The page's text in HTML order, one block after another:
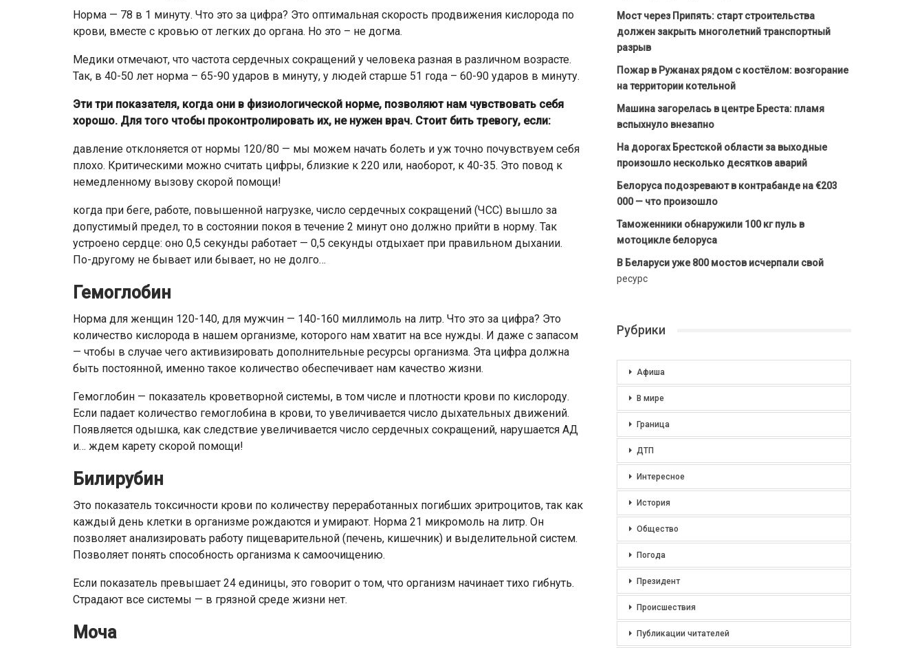
Норма — 78 в 1 минуту. Что это за цифра? Это оптимальная скорость продвижения кислорода по
крови, вместе с кровью от легких до органа. Но это – не догма.
Медики отмечают, что частота сердечных сокращений у человека разная в различном возрасте.
Так, в 40-50 лет норма – 65-90 ударов в минуту, у людей старше 51 года – 60-90 ударов в минуту.
Эти три показателя, когда они в физиологической норме, позволяют нам чувствовать себя
хорошо. Для того чтобы проконтролировать их, не нужен врач. Стоит бить тревогу, если:
давление отклоняется от нормы 120/80 — мы можем начать болеть и уж точно почувствуем себя
плохо. Критическими можно считать цифры, близкие к 220 или, наоборот, к 40-35. Это повод к
немедленному вызову скорой помощи!
когда при беге, работе, повышенной нагрузке, число сердечных сокращений (ЧСС) вышло за
допустимый предел, то в состоянии покоя в течение 2 минут оно должно прийти в норму. Так
устроено сердце: оно 0,5 секунды работает — 0,5 секунды отдыхает при правильном дыхании.
По-другому не бывает или бывает, но не долго…
Гемоглобин
Норма для женщин 120-140, для мужчин — 140-160 миллимоль на литр. Что это за цифра? Это
количество кислорода в нашем организме, которого нам хватит на все нужды. И даже с запасом
— чтобы в случае чего активизировать дополнительные ресурсы организма. Эта цифра должна
быть постоянной, именно такое количество обеспечивает нам качество жизни.
Гемоглобин — показатель кроветворной системы, в том числе и плотности крови по кислороду.
Если падает количество гемоглобина в крови, то увеличивается число дыхательных движений.
Появляется одышка, как следствие увеличивается число сердечных сокращений, нарушается АД
и… ждем карету скорой помощи!
Билирубин
Это показатель токсичности крови по количеству переработанных погибших эритроцитов, так как
каждый день клетки в организме рождаются и умирают. Норма 21 микромоль на литр. Он
позволяет анализировать работу пищеварительной (печень, кишечник) и выделительной систем.
Позволяет понять способность организма к самоочищению.
Если показатель превышает 24 единицы, это говорит о том, что организм начинает тихо гибнуть.
Страдают все системы — в грязной среде жизни нет.
Моча
Мост через Припять: старт строительства
должен закрыть многолетний транспортный
разрыв
Пожар в Ружанах рядом с костёлом: возгорание
на территории котельной
Машина загорелась в центре Бреста: пламя
вспыхнуло внезапно
На дорогах Брестской области за выходные
произошло несколько десятков аварий
Белоруса подозревают в контрабанде на €203
000 — что произошло
Таможенники обнаружили 100 кг пуль в
мотоцикле белоруса
В Беларуси уже 800 мостов исчерпали свой
ресурс
Рубрики
Афиша
В мире
Граница
ДТП
Интересное
История
Общество
Погода
Президент
Происшествия
Публикации читателей